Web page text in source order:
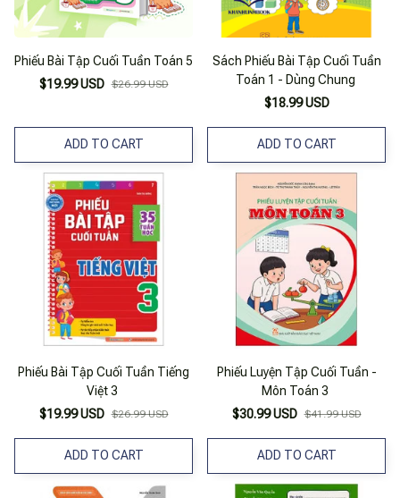
Phiếu Bài Tập Cuối Tuần Toán 5
$19.99 USD $26.99 USD
ADD TO CART
Sách Phiếu Bài Tập Cuối Tuần
Toán 1 - Dùng Chung
$18.99 USD
ADD TO CART
Phiếu Bài Tập Cuối Tuần Tiếng
Việt 3
$19.99 USD $26.99 USD
ADD TO CART
Phiếu Luyện Tập Cuối Tuần -
Môn Toán 3
$30.99 USD $41.99 USD
ADD TO CART